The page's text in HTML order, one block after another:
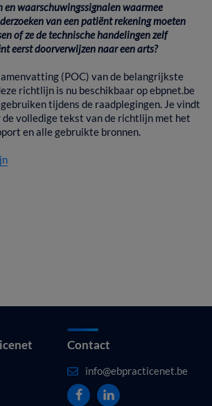
en waarschuwingssignalen waarmee
van een patiënt rekening moeten
of ze de technische handelingen zelf
eerst doorverwijzen naar een arts?
(POC) van de belangrijkste
richtlijn is nu beschikbaar op ebpnet.be
tijdens de raadplegingen. Je vindt
de volledige tekst van de richtlijn met het
en alle gebruikte bronnen.
Contact
info@ebpracticenet.be